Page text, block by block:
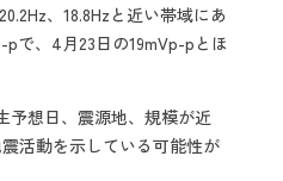
、18.8Hzと近い帯域にあ
pで、4月23日の19mVp-pとほ
予想日、震源地、規模が近
活動を示している可能性が